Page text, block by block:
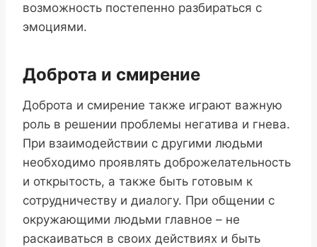
возможность постепенно разбираться с
эмоциями.
Доброта и смирение
Доброта и смирение также играют важную
роль в решении проблемы негатива и гнева.
При взаимодействии с другими людьми
необходимо проявлять доброжелательность
и открытость, а также быть готовым к
сотрудничеству и диалогу. При общении с
окружающими людьми главное – не
раскаиваться в своих действиях и быть